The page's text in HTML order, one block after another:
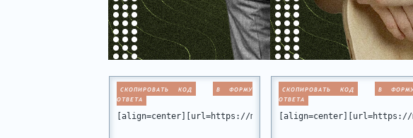
СКОПИРОВАТЬ КОД
В ФОРМУ
ОТВЕТА
[align=center][url=https://miamiclub.ru/
СКОПИРОВАТЬ КОД
В
ОТВЕТА
[align=center][url=https://